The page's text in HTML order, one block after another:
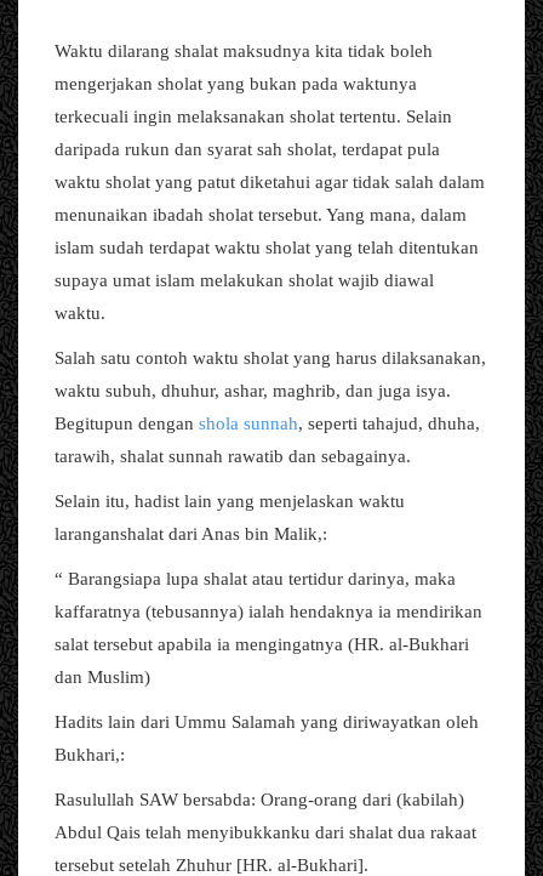
Waktu dilarang shalat maksudnya kita tidak boleh
mengerjakan sholat yang bukan pada waktunya
terkecuali ingin melaksanakan sholat tertentu. Selain
daripada rukun dan syarat sah sholat, terdapat pula
waktu sholat yang patut diketahui agar tidak salah dalam
menunaikan ibadah sholat tersebut. Yang mana, dalam
islam sudah terdapat waktu sholat yang telah ditentukan
supaya umat islam melakukan sholat wajib diawal
waktu.
Salah satu contoh waktu sholat yang harus dilaksanakan,
waktu subuh, dhuhur, ashar, maghrib, dan juga isya.
Begitupun dengan shola sunnah, seperti tahajud, dhuha,
tarawih, shalat sunnah rawatib dan sebagainya.
Selain itu, hadist lain yang menjelaskan waktu
laranganshalat dari Anas bin Malik,:
“ Barangsiapa lupa shalat atau tertidur darinya, maka
kaffaratnya (tebusannya) ialah hendaknya ia mendirikan
salat tersebut apabila ia mengingatnya (HR. al-Bukhari
dan Muslim)
Hadits lain dari Ummu Salamah yang diriwayatkan oleh
Bukhari,:
Rasulullah SAW bersabda: Orang-orang dari (kabilah)
Abdul Qais telah menyibukkanku dari shalat dua rakaat
tersebut setelah Zhuhur [HR. al-Bukhari].